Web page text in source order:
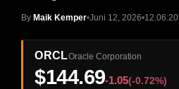
ByMaik Kemper Juni 12, 2026
ORCLOracle Corporation
$144.69-1.05(-0.72%)